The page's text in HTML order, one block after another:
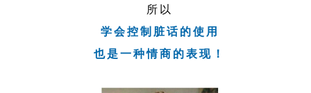
所以
学会控制脏话的使用
也是一种情商的表现！